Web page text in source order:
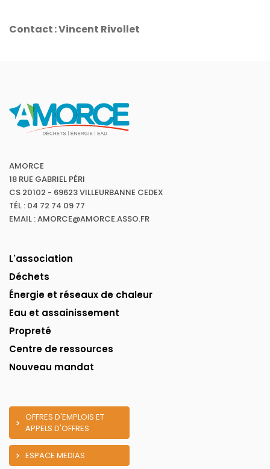
Contact : Vincent Rivollet
AMORCE
18 RUE GABRIEL PÉRI
CS 20102 - 69623 VILLEURBANNE CEDEX
TÉL : 04 72 74 09 77
EMAIL : AMORCE@AMORCE.ASSO.FR
L'association
Déchets
Énergie et réseaux de chaleur
Eau et assainissement
Propreté
Centre de ressources
Nouveau mandat
OFFRES D'EMPLOIS ET
APPELS D'OFFRES
ESPACE MEDIAS